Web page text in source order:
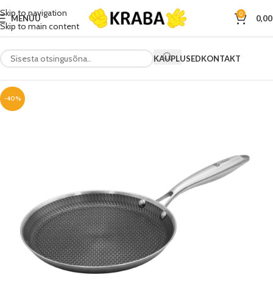
Skip to navigation
Skip to main content
MENÜÜ 0
KAUPLUSEDKONTAKT
-40%